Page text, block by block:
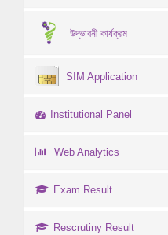
উদ্ভাবনী কার্যক্রম
SIM Application
Institutional Panel
Web Analytics
Exam Result
Rescrutiny Result